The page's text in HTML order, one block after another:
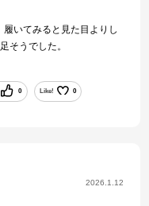
いてみると見た目よりし
そうでした。
0 Like! 0
2026.1.12